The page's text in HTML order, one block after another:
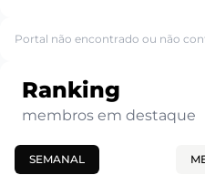
Portal não encontrado ou não
Ranking
membros em destaque
SEMANAL